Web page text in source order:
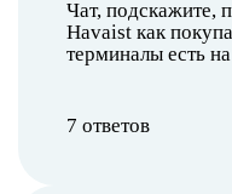
Чат, подскажите,
Havaist как
терминалы есть
7 ответов